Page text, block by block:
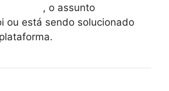
, o assunto
ou está sendo solucionado